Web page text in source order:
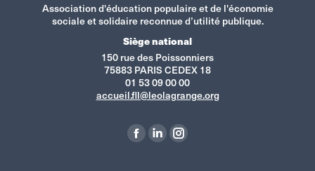
Association d'éducation populaire et de l'économie
sociale et solidaire reconnue d’utilité publique.
Siège national
150 rue des Poissonniers
75883 PARIS CEDEX 18
01 53 09 00 00
accueil.fll@leolagrange.org
La
La
La